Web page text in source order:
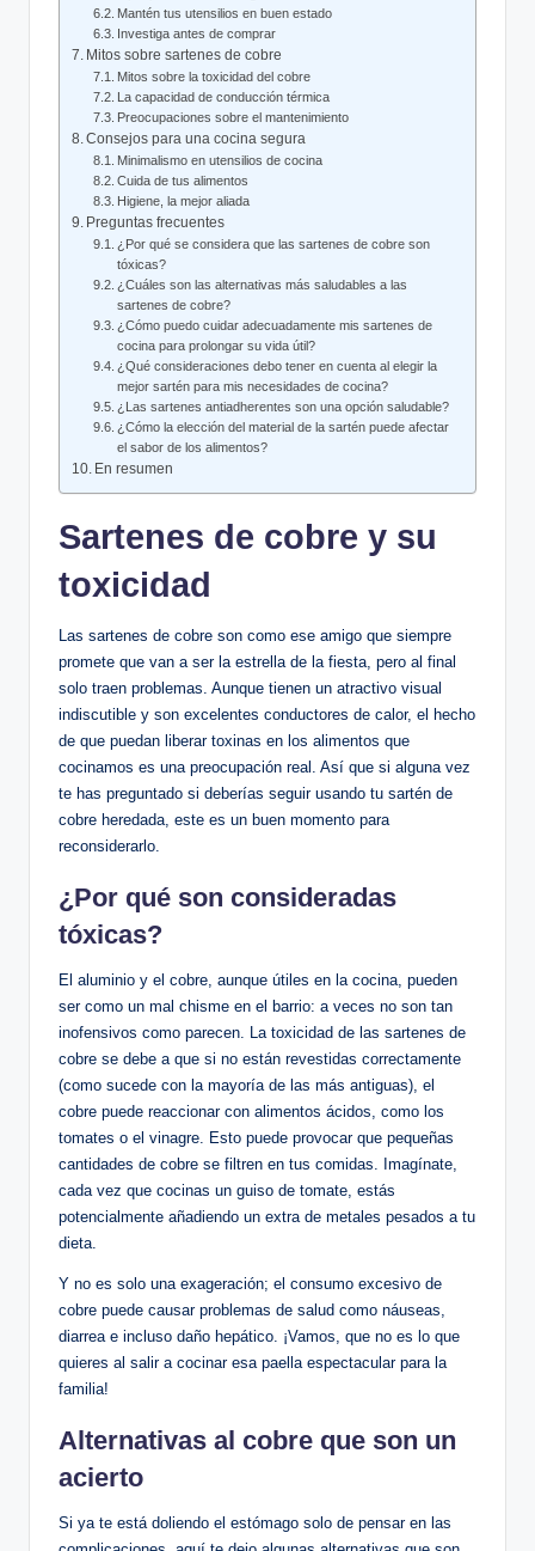
Mantén tus utensilios en buen estado
Investiga antes de comprar
Mitos sobre sartenes de cobre
Mitos sobre la toxicidad del cobre
La capacidad de conducción térmica
Preocupaciones sobre el mantenimiento
Consejos para una cocina segura
Minimalismo en utensilios de cocina
Cuida de tus alimentos
Higiene, la mejor aliada
Preguntas frecuentes
¿Por qué se considera que las sartenes de cobre son
tóxicas?
¿Cuáles son las alternativas más saludables a las
sartenes de cobre?
¿Cómo puedo cuidar adecuadamente mis sartenes de
cocina para prolongar su vida útil?
¿Qué consideraciones debo tener en cuenta al elegir la
mejor sartén para mis necesidades de cocina?
¿Las sartenes antiadherentes son una opción saludable?
¿Cómo la elección del material de la sartén puede afectar
el sabor de los alimentos?
En resumen
Sartenes de cobre y su
toxicidad
Las sartenes de cobre son como ese amigo que siempre
promete que van a ser la estrella de la fiesta, pero al final
solo traen problemas. Aunque tienen un atractivo visual
indiscutible y son excelentes conductores de calor, el hecho
de que puedan liberar toxinas en los alimentos que
cocinamos es una preocupación real. Así que si alguna vez
te has preguntado si deberías seguir usando tu sartén de
cobre heredada, este es un buen momento para
reconsiderarlo.
¿Por qué son consideradas
tóxicas?
El aluminio y el cobre, aunque útiles en la cocina, pueden
ser como un mal chisme en el barrio: a veces no son tan
inofensivos como parecen. La toxicidad de las sartenes de
cobre se debe a que si no están revestidas correctamente
(como sucede con la mayoría de las más antiguas), el
cobre puede reaccionar con alimentos ácidos, como los
tomates o el vinagre. Esto puede provocar que pequeñas
cantidades de cobre se filtren en tus comidas. Imagínate,
cada vez que cocinas un guiso de tomate, estás
potencialmente añadiendo un extra de metales pesados a tu
dieta.
Y no es solo una exageración; el consumo excesivo de
cobre puede causar problemas de salud como náuseas,
diarrea e incluso daño hepático. ¡Vamos, que no es lo que
quieres al salir a cocinar esa paella espectacular para la
familia!
Alternativas al cobre que son un
acierto
Si ya te está doliendo el estómago solo de pensar en las